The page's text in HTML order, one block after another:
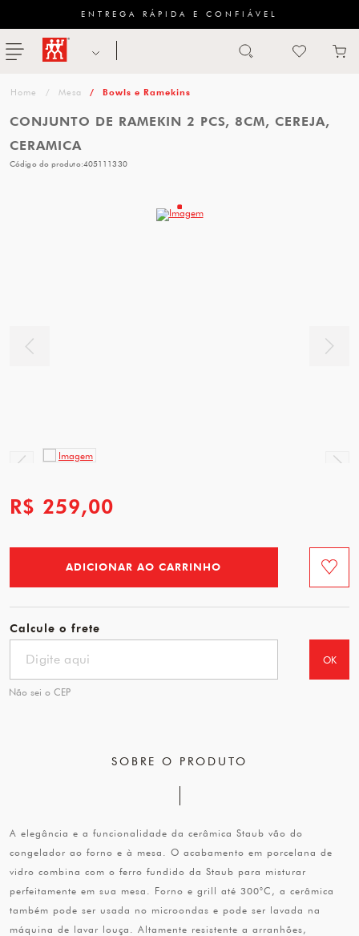
ENTREGA RÁPIDA E CONFIÁVEL
menu ZWILLING
categoria
Mesa Bowls e Ramekins
R$ 259,00
ADICIONAR AO CARRINHO
Calcule o frete
OK
Não sei o CEP
CONJUNTO DE RAMEKIN 2 PCS, 8CM, CEREJA,
CERAMICA
Código do produto:405111330
SOBRE O PRODUTO
A elegância e a funcionalidade da cerâmica Staub vão do
congelador ao forno e à mesa. O acabamento em porcelana de
vidro combina com o ferro fundido da Staub para misturar
perfeitamente em sua mesa. Forno e grill até 300°C, a cerâmica
também pode ser usada no microondas e pode ser lavada na
máquina de lavar louça. Altamente resistente a arranhões,